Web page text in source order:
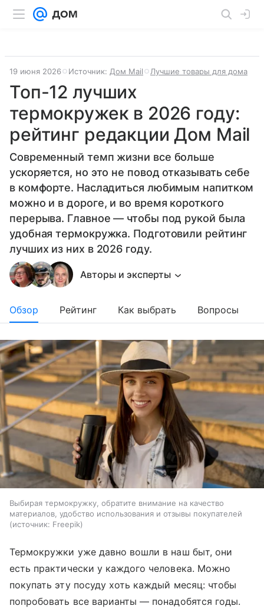
19 июня 2026 Источник: Дом Mail Лучшие товары для дома
Топ-12 лучших
термокружек в 2026 году:
рейтинг редакции Дом Mail
Современный темп жизни все больше
ускоряется, но это не повод отказывать себе
в комфорте. Насладиться любимым напитком
можно и в дороге, и во время короткого
перерыва. Главное — чтобы под рукой была
удобная термокружка. Подготовили рейтинг
лучших из них в 2026 году.
Авторы и эксперты
Обзор Рейтинг Как выбрать Вопросы
Выбирая термокружку, обратите внимание на качество
материалов, удобство использования и отзывы покупателей
источник: Freepik
Термокружки уже давно вошли в наш быт, они
есть практически у каждого человека. Можно
покупать эту посуду хоть каждый месяц: чтобы
попробовать все варианты — понадобятся годы.